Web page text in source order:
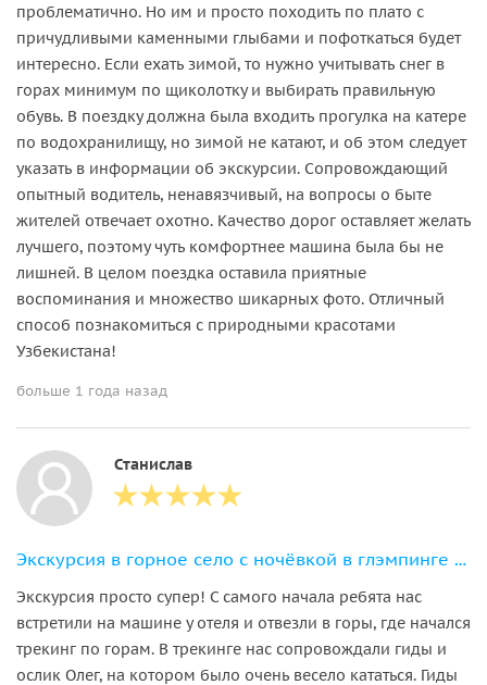
проблематично. Но им и просто походить по плато с
причудливыми каменными глыбами и пофоткаться будет
интересно. Если ехать зимой, то нужно учитывать снег в
горах минимум по щиколотку и выбирать правильную
обувь. В поездку должна была входить прогулка на катере
по водохранилищу, но зимой не катают, и об этом следует
указать в информации об экскурсии. Сопровождающий
опытный водитель, ненавязчивый, на вопросы о быте
жителей отвечает охотно. Качество дорог оставляет желать
лучшего, поэтому чуть комфортнее машина была бы не
лишней. В целом поездка оставила приятные
воспоминания и множество шикарных фото. Отличный
способ познакомиться с природными красотами
Узбекистана!
больше 1 года назад
Станислав
Экскурсия в горное село с ночёвкой в глэмпинге из Самарканда
Экскурсия просто супер! С самого начала ребята нас
встретили на машине у отеля и отвезли в горы, где начался
трекинг по горам. В трекинге нас сопровождали гиды и
ослик Олег, на котором было очень весело кататься. Гиды